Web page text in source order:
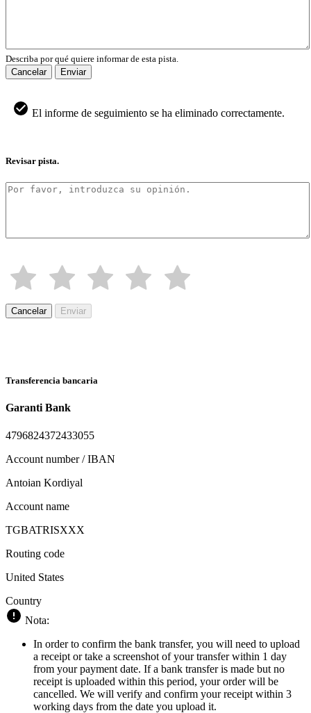
Describa por qué quiere informar de esta pista.
Cancelar
Enviar
El informe de seguimiento se ha eliminado correctamente.
Revisar pista.
Cancelar Enviar
Transferencia bancaria
Garanti Bank
4796824372433055
Account number / IBAN
Antoian Kordiyal
Account name
TGBATRISXXX
Routing code
United States
Country
Nota:
In order to confirm the bank transfer, you will need to upload
a receipt or take a screenshot of your transfer within 1 day
from your payment date. If a bank transfer is made but no
receipt is uploaded within this period, your order will be
cancelled. We will verify and confirm your receipt within 3
working days from the date you upload it.